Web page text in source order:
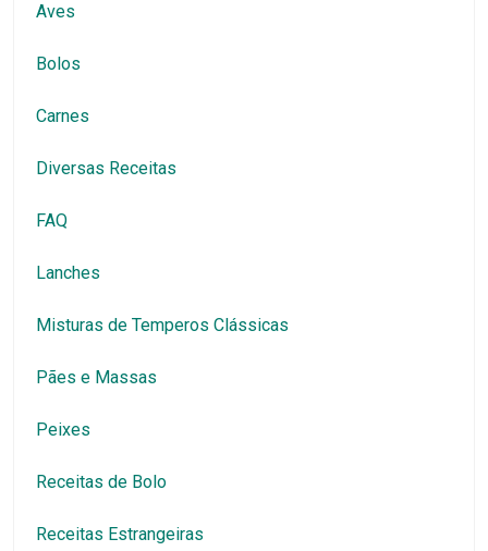
Aves
Bolos
Carnes
Diversas Receitas
FAQ
Lanches
Misturas de Temperos Clássicas
Pães e Massas
Peixes
Receitas de Bolo
Receitas Estrangeiras